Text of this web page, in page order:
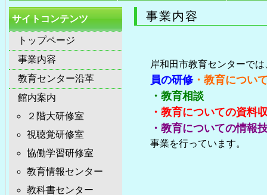
サイトコンテンツ
トップページ
事業内容
教育センター沿革
館内案内
２階大研修室
視聴覚研修室
協働学習研修室
教育情報センター
教科書センター
事業内容
岸和田市教育センターでは
員の研修・教育につい
・教育相談
・教育についての資料
・教育についての情報
事業を行っています。